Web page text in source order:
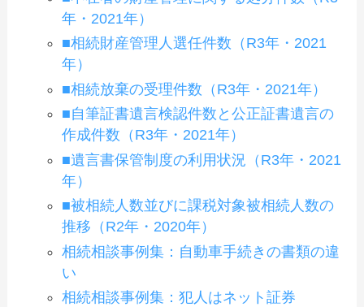
年・2021年）
■相続財産管理人選任件数（R3年・2021
年）
■相続放棄の受理件数（R3年・2021年）
■自筆証書遺言検認件数と公正証書遺言の
作成件数（R3年・2021年）
■遺言書保管制度の利用状況（R3年・2021
年）
■被相続人数並びに課税対象被相続人数の
推移（R2年・2020年）
相続相談事例集：自動車手続きの書類の違
い
相続相談事例集：犯人はネット証券